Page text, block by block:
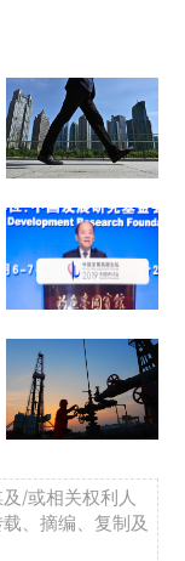
/或相关权利人
、摘编、复制及